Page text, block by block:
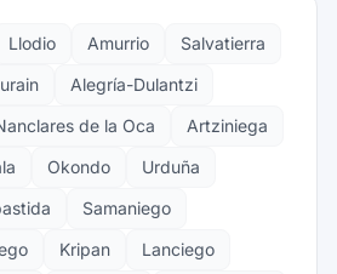
Llodio Amurrio
Salvatierra
Alegría-Dulantzi
de la Oca
Artziniega
Okondo
Urduña
Samaniego
Kripan
Lanciego